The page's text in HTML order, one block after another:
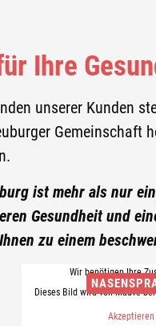
Ihre
unserer Kunden
Gemeinschaft
ist mehr als nur
Gesundheit und
zu einem
Wir benötigen Ihre
Dieses Bild wird von Mauve
Akzeptieren